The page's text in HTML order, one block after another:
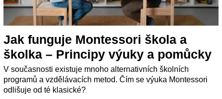
Jak funguje Montessori škola a
školka – Principy výuky a pomůcky
V současnosti existuje mnoho alternativních školních
programů a vzdělávacích metod. Čím se výuka Montessori
odlišuje od té klasické?